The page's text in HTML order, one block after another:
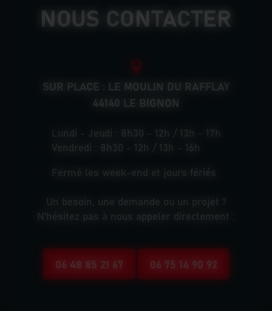
NOUS CONTACTER
SUR PLACE : LE MOULIN DU RAFFLAY
44140 LE BIGNON
Lundi - Jeudi : 8h30 - 12h / 13h - 17h
Vendredi : 8h30 - 12h / 13h - 16h
Fermé les week-end et jours fériés
Un besoin, une demande ou un projet ?
N'hésitez pas à nous appeler directement :
06 48 85 21 67 06 75 14 90 92